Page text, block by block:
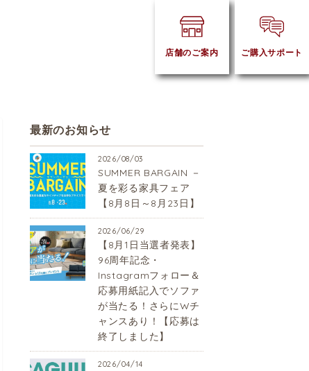
店舗のご案内 ご購入サポート
最新のお知らせ
2026/08/03
SUMMER BARGAIN －
夏を彩る家具フェア
【8月8日～8月23日】
2026/06/29
【8月1日当選者発表】
96周年記念・
Instagramフォロー＆
応募用紙記入でソファ
が当たる！さらにWチ
ャンスあり！【応募は
終了しました】
2026/04/14